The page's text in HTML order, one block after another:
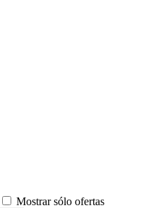
Mostrar sólo ofertas